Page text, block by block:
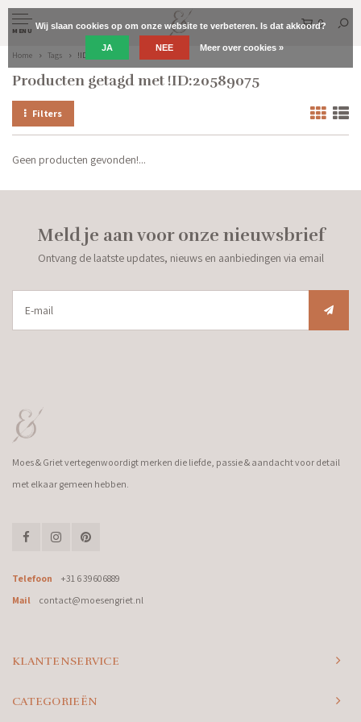
MENU
0
Home Tags !ID:20589075
Producten getagd met !ID:20589075
Filters
Geen producten gevonden!...
Meld je aan voor onze nieuwsbrief
Ontvang de laatste updates, nieuws en aanbiedingen via email
Moes & Griet vertegenwoordigt merken die liefde, passie & aandacht voor detail
met elkaar gemeen hebben.
Telefoon
+31 6 39606889
Mail
contact@moesengriet.nl
KLANTENSERVICE
CATEGORIEËN
Wij slaan cookies op om onze website te verbeteren. Is dat akkoord?
JA NEE Meer over cookies »